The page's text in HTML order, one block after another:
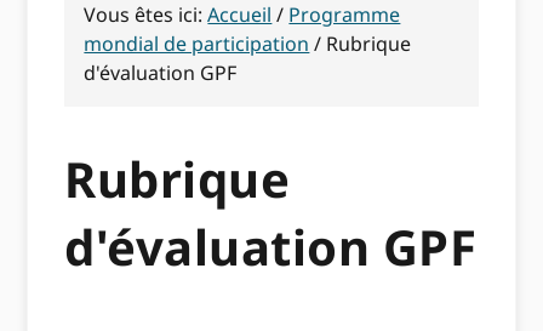
Vous êtes ici:Accueil / Programme
mondial de participation / Rubrique
d'évaluation GPF
Rubrique
d'évaluation GPF